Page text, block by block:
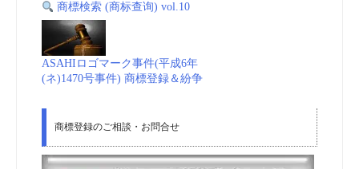
商標検索 (商标查询) vol.10
ASAHIロゴマーク事件(平成6年
(ネ)1470号事件) 商標登録＆紛争
商標登録のご相談・お問合せ